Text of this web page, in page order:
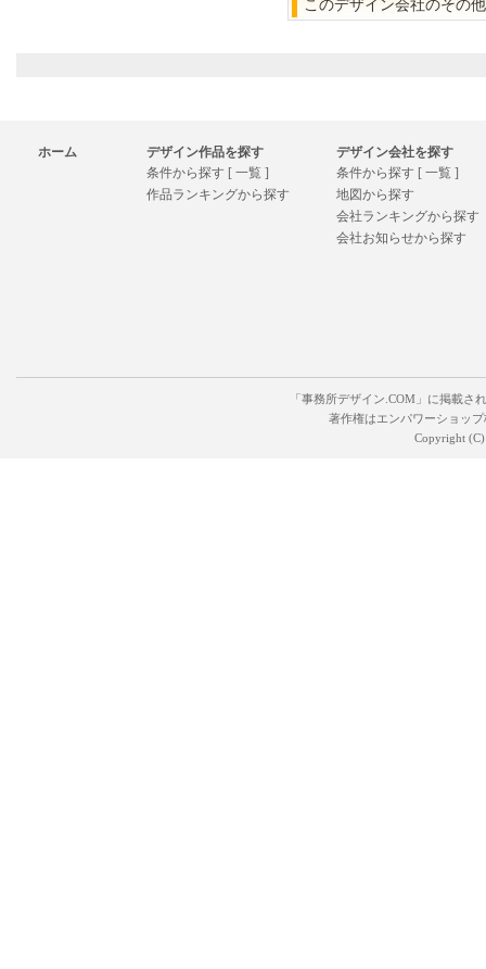
このデザイン会社のその
ホーム
デザイン作品を探す
条件から探す [ 一覧 ]
作品ランキングから探す
デザイン会社を探す
条件から探す [ 一覧 ]
地図から探す
会社ランキングから探す
会社お知らせから探す
「事務所デザイン.COM」に掲載さ
著作権はエンパワーショッ
Copyright